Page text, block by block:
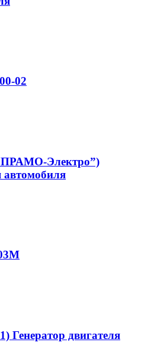
02
Электро”)
автомобиля
Генератор двигателя